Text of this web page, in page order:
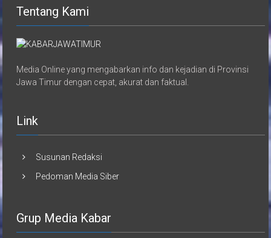
Tentang Kami
Media Online yang mengabarkan info dan kejadian di Provinsi
Jawa Timur dengan cepat, akurat dan faktual.
Link
Susunan Redaksi
Pedoman Media Siber
Grup Media Kabar